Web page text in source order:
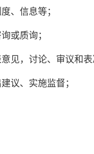
、信息等；
或质询；
见，讨论、审议和表
议、实施监督；